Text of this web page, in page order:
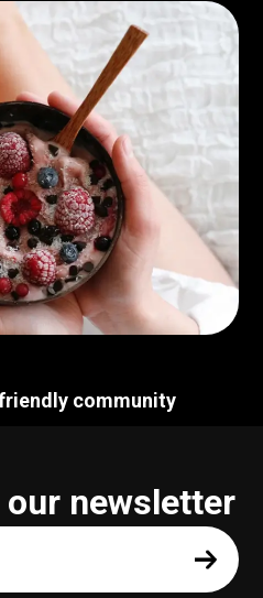
community
newsletter